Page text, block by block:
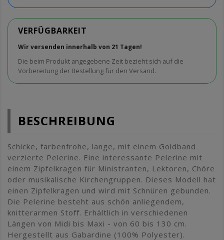
VERFÜGBARKEIT
Wir versenden innerhalb von 21 Tagen!
Die beim Produkt angegebene Zeit bezieht sich auf die
Vorbereitung der Bestellung für den Versand.
BESCHREIBUNG
Schicke, farbenfrohe, lange, mit einem Goldband
verzierte Pelerine. Eine interessante Pelerine mit
einem Zipfelkragen für Ministranten, Lektoren, Chöre
oder musikalische Kirchengruppen. Dieses Modell hat
einen Zipfelkragen und wird mit Schnüren gebunden.
Die Pelerine besteht aus schön anliegendem,
knitterarmen Stoff. Erhältlich in verschiedenen
Längen von Midi bis Maxi - von 60 bis 130 cm.
Hergestellt aus Gabardine (100% Polyester).